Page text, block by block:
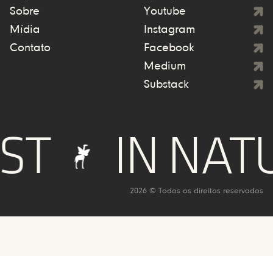
Sobre
Mídia
Contato
Youtube
Instagram
Facebook
Medium
Substack
IN
2026 © Todos os direitos reservados